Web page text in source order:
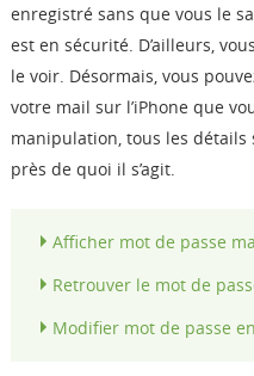
Boutique
Télécharger
Support
enregistré sans que vous le
est en sécurité. D’ailleurs,
le voir. Désormais, vous
votre mail sur l’iPhone que
manipulation, tous les détails
près de quoi il s’agit.
Afficher mot de passe
Retrouver le mot de
Modifier mot de passe